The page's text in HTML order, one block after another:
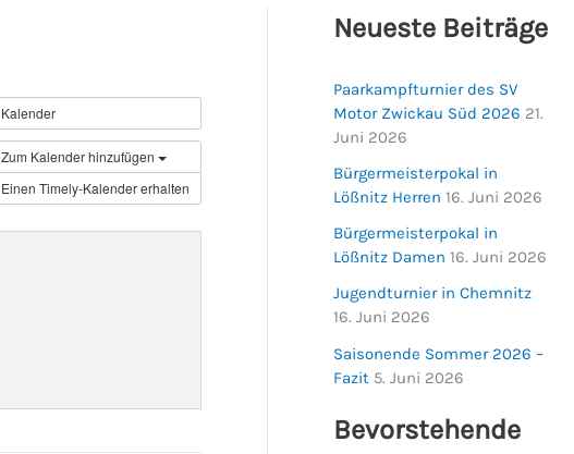
Kalender
Zum Kalender hinzufügen
Einen Timely-Kalender erhalten
Neueste Beiträge
Paarkampfturnier des SV
Motor Zwickau Süd 2026 21.
Juni 2026
Bürgermeisterpokal in
Lößnitz Herren 16. Juni 2026
Bürgermeisterpokal in
Lößnitz Damen 16. Juni 2026
Jugendturnier in Chemnitz
16. Juni 2026
Saisonende Sommer 2026 –
Fazit 5. Juni 2026
Bevorstehende